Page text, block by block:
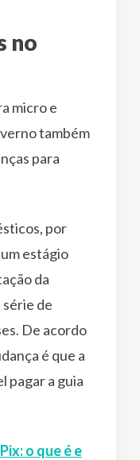
no
micro e
também
para
por
estágio
da
de
De acordo
é que a
pagar a guia
o que é e